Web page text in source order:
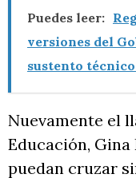
Puedes leer:
versiones del
sustento técnico
Nuevamente el
Educación, Gina
puedan cruzar